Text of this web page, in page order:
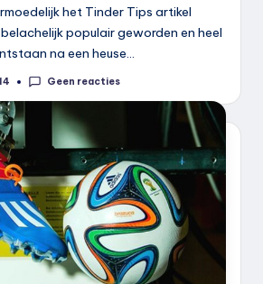
het Tinder Tips artikel
populair geworden en heel
na een heuse…
Geen reacties